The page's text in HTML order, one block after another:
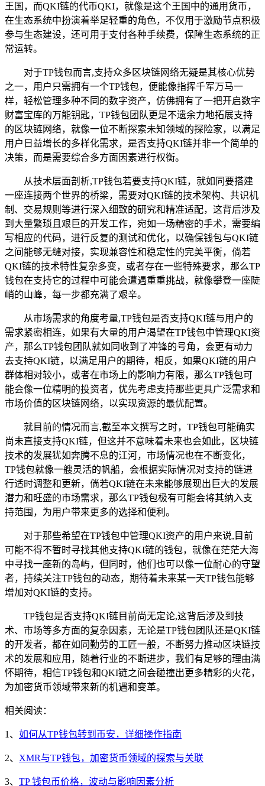
王国，而QKI链的代币QKI，就像是这个王国中的通用货币，
在生态系统中扮演着举足轻重的角色，不仅用于激励节点积极
参与生态建设，还可用于支付各种手续费，保障生态系统的正
常运转。
对于TP钱包而言,支持众多区块链网络无疑是其核心优势
之一，用户只需拥有一个TP钱包，便能像指挥千军万马一
样，轻松管理多种不同的数字资产，仿佛拥有了一把开启数字
财富宝库的万能钥匙，TP钱包团队更是不遗余力地拓展支持
的区块链网络，就像一位不断探索未知领域的探险家，以满足
用户日益增长的多样化需求，是否支持QKI链并非一个简单的
决策，而是需要综合多方面因素进行权衡。
从技术层面剖析,TP钱包若要支持QKI链，就如同要搭建
一座连接两个世界的桥梁，需要对QKI链的技术架构、共识机
制、交易规则等进行深入细致的研究和精准适配，这背后涉及
到大量繁琐且艰巨的开发工作，宛如一场精密的手术，需要编
写相应的代码，进行反复的测试和优化，以确保钱包与QKI链
之间能够无缝对接，实现兼容性和稳定性的完美平衡，倘若
QKI链的技术特性复杂多变，或者存在一些特殊要求，那么TP
钱包在支持它的过程中可能会遭遇重重挑战，就像攀登一座陡
峭的山峰，每一步都充满了艰辛。
从市场需求的角度考量,TP钱包是否支持QKI链与用户的
需求紧密相连，如果有大量的用户渴望在TP钱包中管理QKI资
产，那么TP钱包团队就如同收到了冲锋的号角，会更有动力
去支持QKI链，以满足用户的期待，相反，如果QKI链的用户
群体相对较小，或者在市场上的影响力有限，那么TP钱包可
能会像一位精明的投资者，优先考虑支持那些更具广泛需求和
市场价值的区块链网络，以实现资源的最优配置。
就目前的情况而言,截至本文撰写之时，TP钱包可能确实
尚未直接支持QKI链，但这并不意味着未来也会如此，区块链
技术的发展犹如奔腾不息的江河，市场情况也在不断变化，
TP钱包就像一艘灵活的帆船，会根据实际情况对支持的链进
行适时调整和更新，倘若QKI链在未来能够展现出巨大的发展
潜力和旺盛的市场需求，那么TP钱包极有可能会将其纳入支
持范围，为用户带来更多的选择和便利。
对于那些希望在TP钱包中管理QKI资产的用户来说,目前
可能不得不暂时寻找其他支持QKI链的钱包，就像在茫茫大海
中寻找一座新的岛屿，但同时，他们也可以像一位耐心的守望
者，持续关注TP钱包的动态，期待着未来某一天TP钱包能够
增加对QKI链的支持。
TP钱包是否支持QKI链目前尚无定论,这背后涉及到技
术、市场等多方面的复杂因素，无论是TP钱包团队还是QKI链
的开发者，都在如同勤劳的工匠一般，不断努力推动区块链技
术的发展和应用，随着行业的不断进步，我们有足够的理由满
怀期待，相信TP钱包和QKI链之间会碰撞出更多精彩的火花，
为加密货币领域带来新的机遇和变革。
相关阅读：
1、 如何从TP钱包转到币安，详细操作指南
2、 XMR与TP钱包，加密货币领域的探索与关联
3、 TP 钱包币价格，波动与影响因素分析